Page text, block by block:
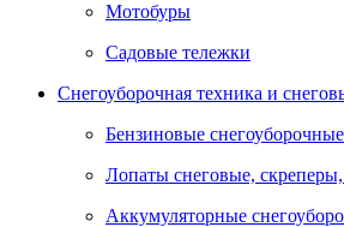
Мотобуры
Садовые тележки
Снегоуборочная техника и
Бензиновые
Лопаты снеговые,
Аккумуляторные